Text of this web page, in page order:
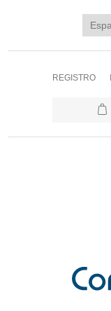
REGISTRO